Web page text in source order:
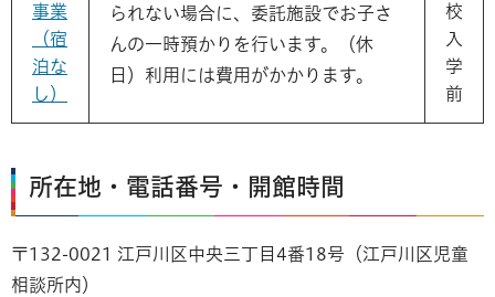
事業
（宿
泊な
し）
られない場合に、委託施設でお子さ
んの一時預かりを行います。（休
日）利用には費用がかかります。
校
入
学
前
所在地・電話番号・開館時間
〒132-0021 江戸川区中央三丁目4番18号（江戸川区児童
相談所内）